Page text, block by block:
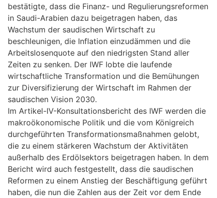
bestätigte, dass die Finanz- und Regulierungsreformen
in Saudi-Arabien dazu beigetragen haben, das
Wachstum der saudischen Wirtschaft zu
beschleunigen, die Inflation einzudämmen und die
Arbeitslosenquote auf den niedrigsten Stand aller
Zeiten zu senken. Der IWF lobte die laufende
wirtschaftliche Transformation und die Bemühungen
zur Diversifizierung der Wirtschaft im Rahmen der
saudischen Vision 2030.
Im Artikel-IV-Konsultationsbericht des IWF werden die
makroökonomische Politik und die vom Königreich
durchgeführten Transformationsmaßnahmen gelobt,
die zu einem stärkeren Wachstum der Aktivitäten
außerhalb des Erdölsektors beigetragen haben. In dem
Bericht wird auch festgestellt, dass die saudischen
Reformen zu einem Anstieg der Beschäftigung geführt
haben, die nun die Zahlen aus der Zeit vor dem Ende